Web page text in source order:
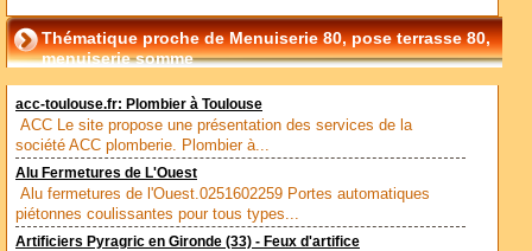
Thématique proche de Menuiserie 80, pose terrasse 80,
menuiserie somme
acc-toulouse.fr: Plombier à Toulouse
ACC Le site propose une présentation des services de la
société ACC plomberie. Plombier à...
Alu Fermetures de L'Ouest
Alu fermetures de l'Ouest.0251602259 Portes automatiques
piétonnes coulissantes pour tous types...
Artificiers Pyragric en Gironde (33) - Feux d'artifice